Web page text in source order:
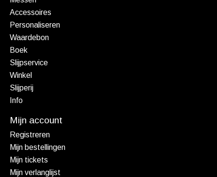
Accessoires
Personaliseren
Waardebon
Boek
Slijpservice
Winkel
Slijperij
Info
Mijn account
Registreren
Mijn bestellingen
Mijn tickets
Mijn verlanglijst